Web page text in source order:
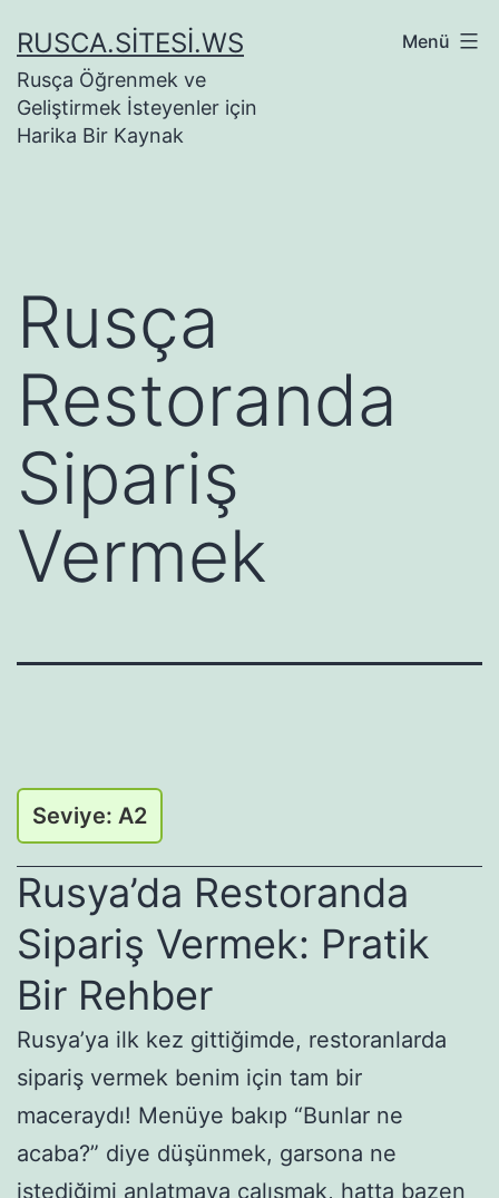
geçRUSCA.SITESI.WS
Rusça Öğrenmek ve
Geliştirmek İsteyenler için
Harika Bir Kaynak
Menü
Rusça
Restoranda
Sipariş
Vermek
Seviye: A2
Rusya’da Restoranda
Sipariş Vermek: Pratik
Bir Rehber
Rusya’ya ilk kez gittiğimde, restoranlarda
sipariş vermek benim için tam bir
maceraydı! Menüye bakıp “Bunlar ne
acaba?” diye düşünmek, garsona ne
istediğimi anlatmaya çalışmak, hatta bazen